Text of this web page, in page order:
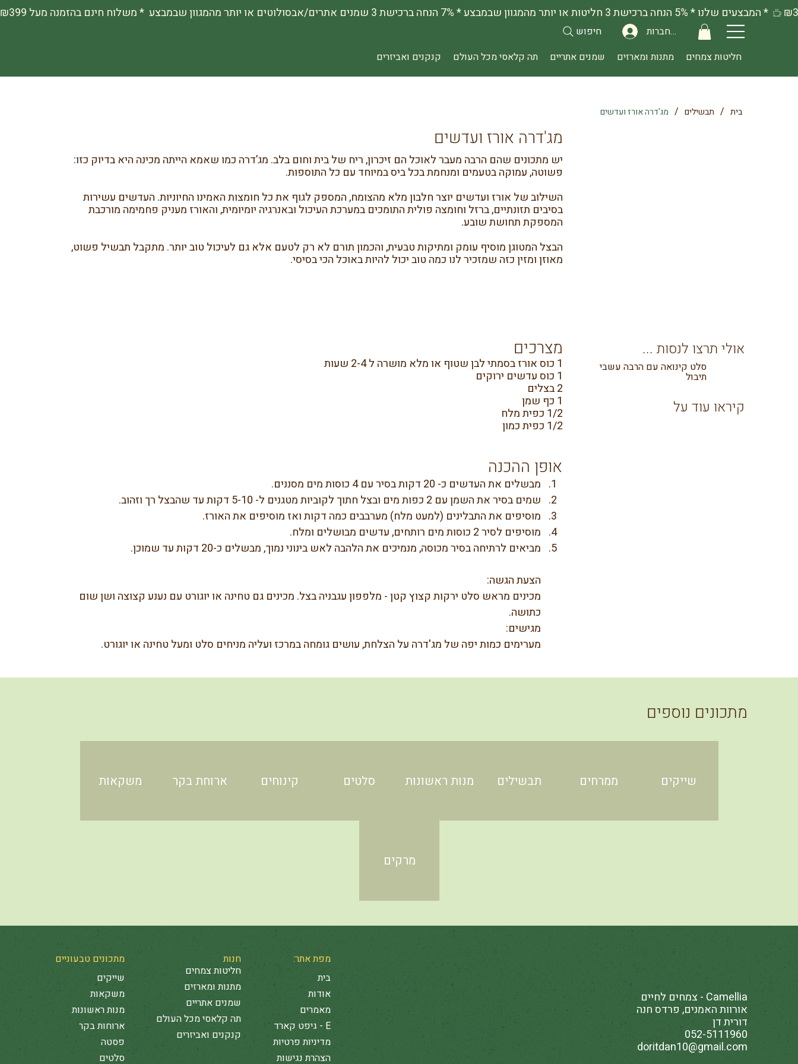
להתחברות
חיפוש
חליטות צמחים
מתנות ומארזים שמנים אתריים תה קלאסי מכל העולם קנקנים ואביזרים
בית / תבשילים / מג'דרה אורז ועדשים
מג'דרה אורז ועדשים
יש מתכונים שהם הרבה מעבר לאוכל הם זיכרון, ריח של בית וחום בלב. מג’דרה כמו שאמא הייתה מכינה היא בדיוק כזו:
פשוטה, עמוקה בטעמים ומנחמת בכל ביס במיוחד עם כל התוספות.
השילוב של אורז ועדשים יוצר חלבון מלא מהצומח, המספק לגוף את כל חומצות האמינו החיוניות. העדשים עשירות
בסיבים תזונתיים, ברזל וחומצה פולית התומכים במערכת העיכול ובאנרגיה יומיומית, והאורז מעניק פחמימה מורכבת
המספקת תחושת שובע.
הבצל המטוגן מוסיף עומק ומתיקות טבעית, והכמון תורם לא רק לטעם אלא גם לעיכול טוב יותר. מתקבל תבשיל פשוט,
מאוזן ומזין כזה שמזכיר לנו כמה טוב יכול להיות באוכל הכי בסיסי.
אולי תרצו לנסות ...
סלט קינואה עם הרבה עשבי
תיבול
קיראו עוד על
מצרכים
1 כוס אורז בסמתי לבן שטוף או מלא מושרה ל 2-4 שעות
1 כוס עדשים ירוקים
2 בצלים
1 כף שמן
1/2 כפית מלח
1/2 כפית כמון
אופן ההכנה
מבשלים את העדשים כ- 20 דקות בסיר עם 4 כוסות מים מסננים.
שמים בסיר את השמן עם 2 כפות מים ובצל חתוך לקוביות מטגנים ל- 5-10 דקות עד שהבצל רך וזהוב.
מוסיפים את התבלינים (למעט מלח) מערבבים כמה דקות ואז מוסיפים את האורז.
מוסיפים לסיר 2 כוסות מים רותחים, עדשים מבושלים ומלח.
מביאים לרתיחה בסיר מכוסה, מנמיכים את הלהבה לאש בינוני נמוך, מבשלים כ-20 דקות עד שמוכן.
הצעת הגשה:
מכינים מראש סלט ירקות קצוץ קטן - מלפפון עגבניה בצל. מכינים גם טחינה או יוגורט עם נענע קצוצה ושן שום
כתושה.
מגישים:
מערימים כמות יפה של מג'דרה על הצלחת, עושים גומחה במרכז ועליה מניחים סלט ומעל טחינה או יוגורט.
מתכונים נוספים
שייקים ממרחים תבשילים מנות ראשונות סלטים קינוחים ארוחת בקר משקאות
מרקים
מפת אתר:
בית
אודות
מאמרים
E - גיפט קארד
מדיניות פרטיות
הצהרת נגישות
חנות
חליטות צמחים
מתנות ומארזים
שמנים אתריים
תה קלאסי מכל העולם
קנקנים ואביזרים
מתכונים טבעוניים
שייקים
משקאות
מנות ראשונות
ארוחות בקר
פסטה
סלטים
Camellia - צמחים לחיים
אורוות האמנים, פרדס חנה
דורית דן
052-5111960
doritdan10@gmail.com